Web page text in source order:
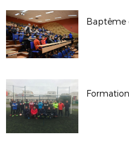
Baptême